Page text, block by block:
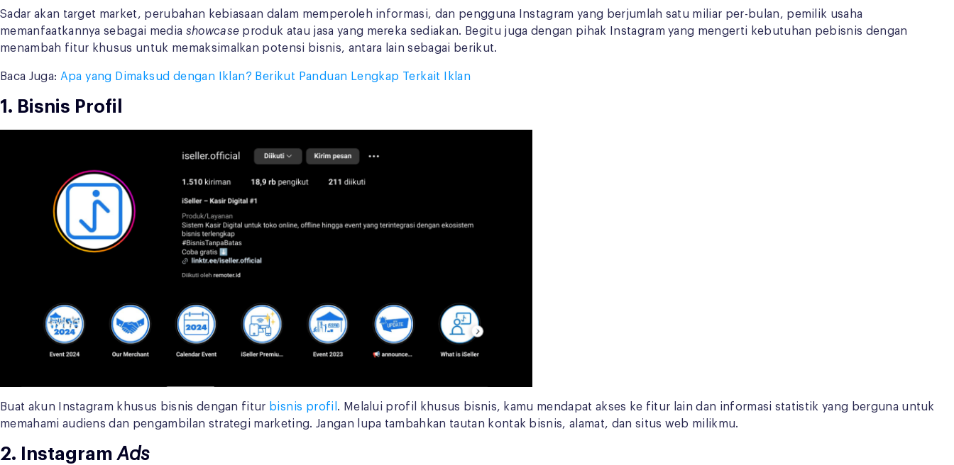
Sadar akan target market, perubahan kebiasaan dalam memperoleh informasi, dan pengguna Instagram yang berjumlah satu miliar per-bulan, pemilik usaha
memanfaatkannya sebagai media showcase produk atau jasa yang mereka sediakan. Begitu juga dengan pihak Instagram yang mengerti kebutuhan pebisnis dengan
menambah fitur khusus untuk memaksimalkan potensi bisnis, antara lain sebagai berikut.
Baca Juga: Apa yang Dimaksud dengan Iklan? Berikut Panduan Lengkap Terkait Iklan
1. Bisnis Profil
Buat akun Instagram khusus bisnis dengan fitur bisnis profil . Melalui profil khusus bisnis, kamu mendapat akses ke fitur lain dan informasi statistik yang berguna untuk
memahami audiens dan pengambilan strategi marketing. Jangan lupa tambahkan tautan kontak bisnis, alamat, dan situs web milikmu.
2. InstagramAds